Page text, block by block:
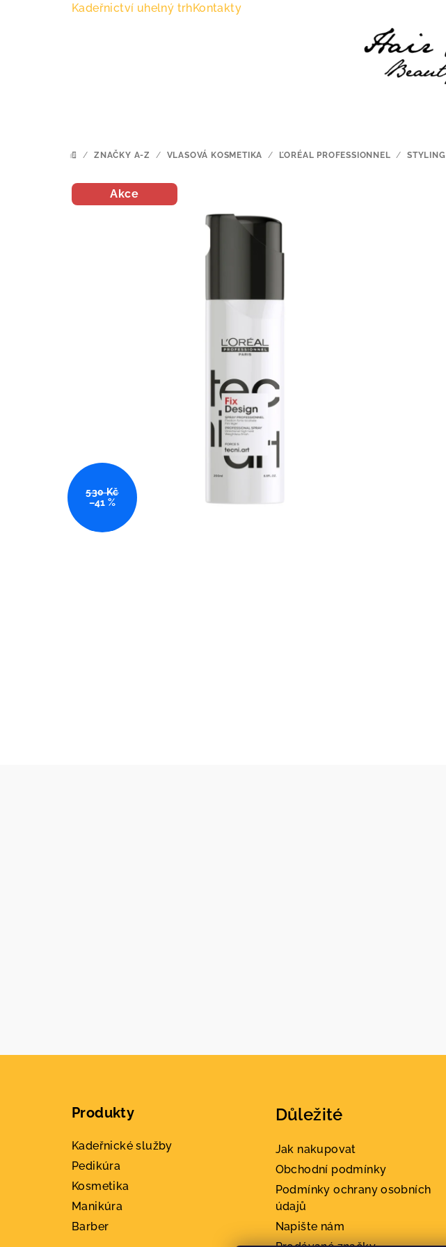
Kadeřnictví uhelný trhKontakty
DOMŮ
/ ZNAČKY A-Z / VLASOVÁ KOSMETIKA / ĽORÉAL PROFESSIONNEL / STYLING
Akce
530 Kč
–41 %
Produkty
Kadeřnické služby
Pedikúra
Kosmetika
Manikúra
Barber
Důležité
Jak nakupovat
Obchodní podmínky
Podmínky ochrany osobních
údajů
Napište nám